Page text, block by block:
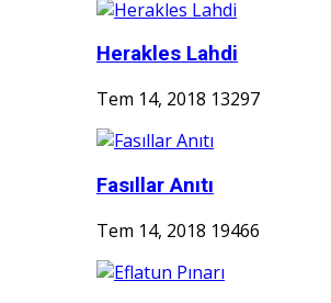
Herakles Lahdi
Tem 14, 2018 13297
Fasıllar Anıtı
Tem 14, 2018 19466